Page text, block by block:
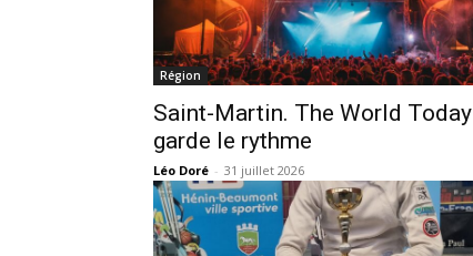
Région
Saint-Martin. The World Today
garde le rythme
Léo Doré - 31 juillet 2026